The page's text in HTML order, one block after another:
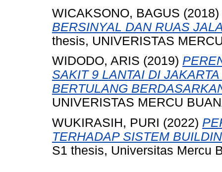
WICAKSONO, BAGUS (2018)
BERSINYAL DAN RUAS
thesis, UNIVERISTAS
WIDODO, ARIS (2019)
SAKIT 9 LANTAI DI
BERTULANG
UNIVERISTAS MERCU
WUKIRASIH, PURI (2022)
TERHADAP SISTEM
S1 thesis, Universitas Mercu